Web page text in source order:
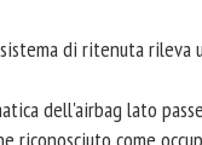
di ritenuta
dell'airbag lato